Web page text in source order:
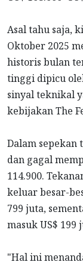
Asal tahu saja,
Oktober 2025
historis bulan
tinggi dipicu
sinyal teknikal
kebijakan The
Dalam
dan gagal
114.900.
keluar besar-
799 juta,
masuk US$ 199
"Hal ini